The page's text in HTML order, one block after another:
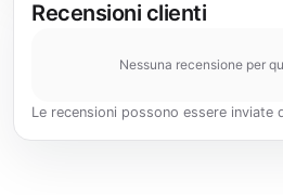
Recensioni clienti
Nessuna recensione per
Le recensioni possono essere inviate